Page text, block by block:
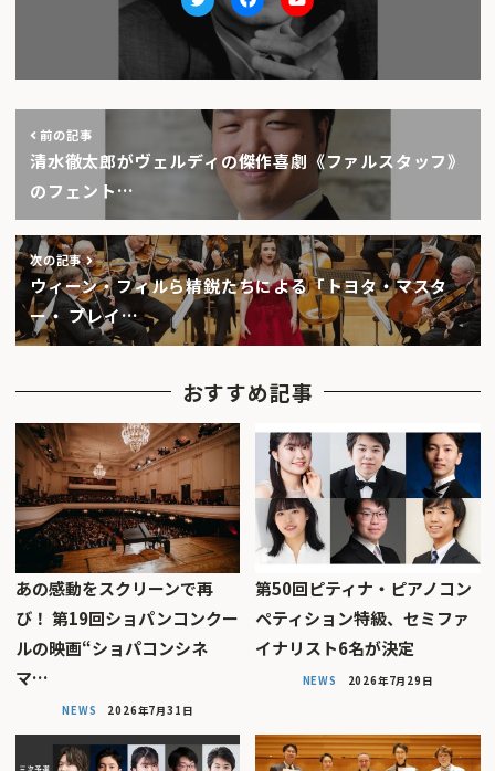
TwitterfacebookYoutube
前の記事
清水徹太郎がヴェルディの傑作喜劇《ファルスタッフ》
のフェント…
次の記事
ウィーン・フィルら精鋭たちによる「トヨタ・マスタ
ー・ プレイ…
おすすめ記事
あの感動をスクリーンで再
び！ 第19回ショパンコンクー
ルの映画“ショパコンシネ
マ…
NEWS 2026年7月31日
第50回ピティナ・ピアノコン
ペティション特級、セミファ
イナリスト6名が決定
NEWS 2026年7月29日